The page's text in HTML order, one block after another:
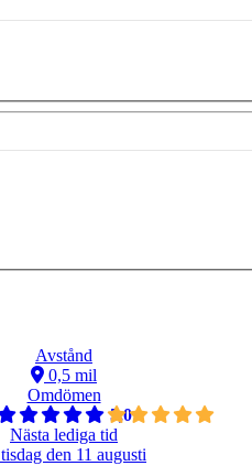
Avstånd
0,5 mil
Omdömen
5,0
Nästa lediga tid
tisdag den 11 augusti